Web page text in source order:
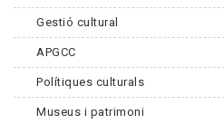
Gestió cultural
APGCC
Polítiques culturals
Museus i patrimoni